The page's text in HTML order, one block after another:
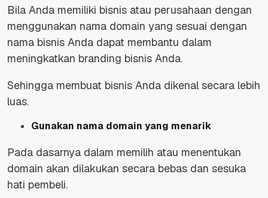
Bila Anda memiliki bisnis atau perusahaan dengan
menggunakan nama domain yang sesuai dengan
nama bisnis Anda dapat membantu dalam
meningkatkan branding bisnis Anda.
Sehingga membuat bisnis Anda dikenal secara lebih
luas.
Gunakan nama domain yang menarik
Pada dasarnya dalam memilih atau menentukan
domain akan dilakukan secara bebas dan sesuka
hati pembeli.